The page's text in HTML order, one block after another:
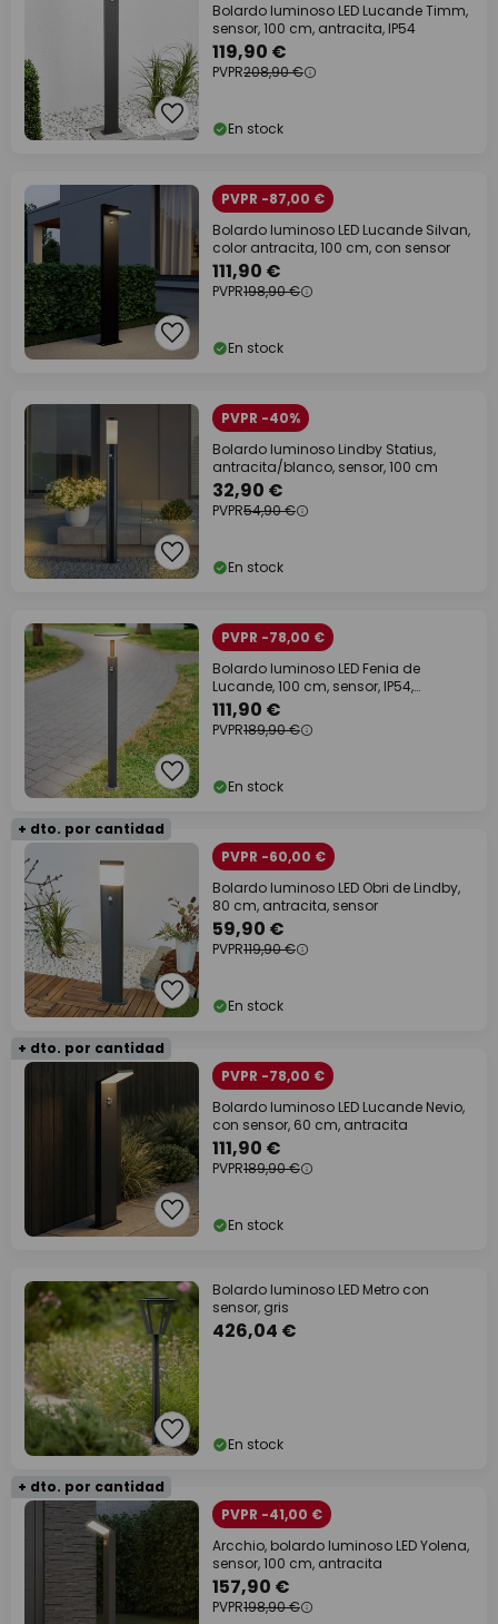
Bolardo luminoso LED Lucande Timm,
sensor, 100 cm, antracita, IP54
119,90 €
PVPR208,90 €
En stock
PVPR -87,00 €
Bolardo luminoso LED Lucande Silvan,
color antracita, 100 cm, con sensor
111,90 €
PVPR198,90 €
En stock
PVPR -40%
Bolardo luminoso Lindby Statius,
antracita/blanco, sensor, 100 cm
32,90 €
PVPR54,90 €
En stock
PVPR -78,00 €
Bolardo luminoso LED Fenia de
Lucande, 100 cm, sensor, IP54,
antracita
111,90 €
PVPR189,90 €
En stock
+ dto. por cantidad
PVPR -60,00 €
Bolardo luminoso LED Obri de Lindby,
80 cm, antracita, sensor
59,90 €
PVPR119,90 €
En stock
+ dto. por cantidad
PVPR -78,00 €
Bolardo luminoso LED Lucande Nevio,
con sensor, 60 cm, antracita
111,90 €
PVPR189,90 €
En stock
Bolardo luminoso LED Metro con
sensor, gris
426,04 €
En stock
+ dto. por cantidad
PVPR -41,00 €
Arcchio, bolardo luminoso LED Yolena,
sensor, 100 cm, antracita
157,90 €
PVPR198,90 €